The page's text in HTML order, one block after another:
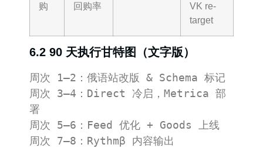
购
回购率
VK re-
target
6.2 90 天执行甘特图（文字版）
周次 1–2：俄语站改版 & Schema 标记
周次 3–4：Direct 冷启，Metrica 部
署
周次 5–6：Feed 优化 + Goods 上线
周次 7–8：Rythmβ 内容输出